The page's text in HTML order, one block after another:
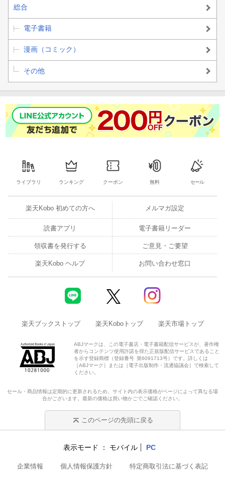
総合
電子書籍
漫画（コミック）
その他
ライブラリ ランキング クーポン 無料 セール
楽天Kobo 初めての方へ メルマガ設定
読書アプリ 電子書籍リーダー
領収書を発行する ご意見・ご要望
楽天Kobo ヘルプ お問い合わせ窓口
楽天ブックストップ 楽天Koboトップ 楽天市場トップ
ABJマークは、この電子書店・電子書籍配信サービスが、著作権
者からコンテンツ使用許諾を得た正規版配信サービスであること
を示す登録商標（登録番号 第6091713号）です。詳しくは
［ABJマーク］または［電子出版制作・流通協議会］で検索して
ください。
セール・商品情報は定期的に更新されるため、サイト内の表示価格がページによって異なる場
合がございます。最新の価格は買い物かごでご確認ください。
このページの先頭に戻る
表示モード モバイル PC
企業情報 個人情報保護方針
特定商取引法に基づく表記